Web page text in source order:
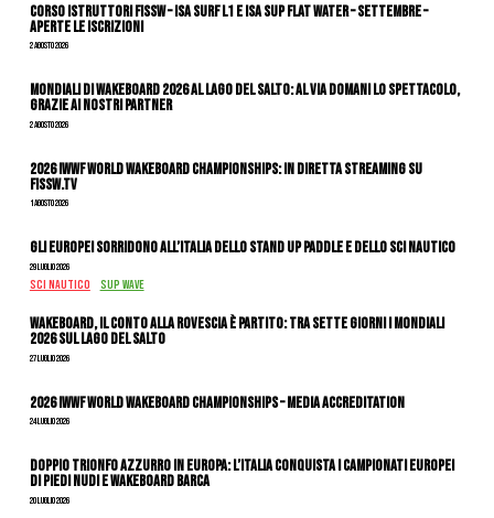
CORSO ISTRUTTORI FISSW – ISA SURF L1 e ISA SUP Flat Water – SETTEMBRE –
APERTE LE ISCRIZIONI
2 Agosto 2026
Mondiali di Wakeboard 2026 al Lago del Salto: al via domani lo spettacolo,
grazie ai nostri Partner
2 Agosto 2026
2026 IWWF WORLD WAKEBOARD CHAMPIONSHIPS: IN DIRETTA STREAMING SU
FISSW.TV
1 Agosto 2026
Gli Europei sorridono all’Italia dello stand up paddle e dello sci nautico
29 Luglio 2026
SCI NAUTICO SUP WAVE
Wakeboard, il conto alla rovescia è partito: tra sette giorni i Mondiali
2026 sul Lago del Salto
27 Luglio 2026
2026 IWWF WORLD WAKEBOARD CHAMPIONSHIPS – MEDIA ACCREDITATION
24 Luglio 2026
DOPPIO TRIONFO AZZURRO IN EUROPA: L’ITALIA CONQUISTA I CAMPIONATI EUROPEI
DI PIEDI NUDI E WAKEBOARD BARCA
20 Luglio 2026